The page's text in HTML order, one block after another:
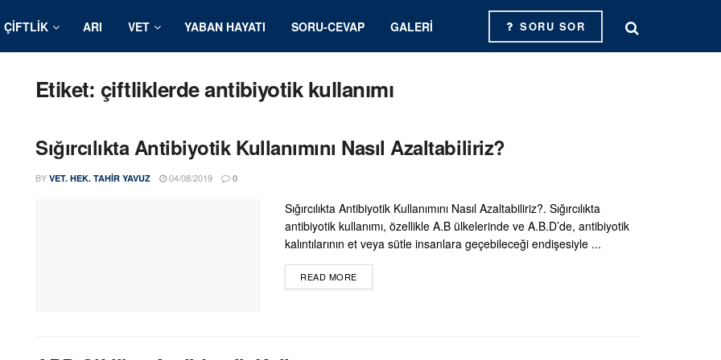
ÇIFTLIK ARI VET YABAN HAYATI SORU-CEVAP GALERI SORU SOR
Etiket: çiftliklerde antibiyotik kullanımı
Sığırcılıkta Antibiyotik Kullanımını Nasıl Azaltabiliriz?
BY VET. HEK. TAHIR YAVUZ 04/08/2019 0
Sığırcılıkta Antibiyotik Kullanımını Nasıl Azaltabiliriz?. Sığırcılıkta
antibiyotik kullanımı, özellikle A.B ülkelerinde ve A.B.D’de, antibiyotik
kalıntılarının et veya sütle insanlara geçebileceği endişesiyle ...
READ MOREDETAILS